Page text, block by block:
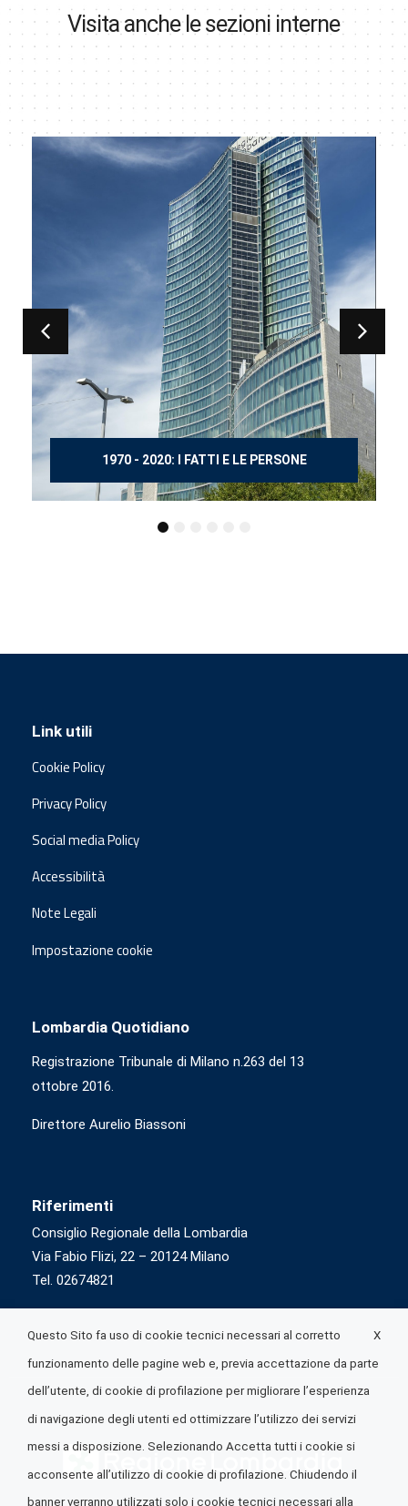
Visita anche le sezioni interne
150 ANNI DOPO MANZONI
Link utili
Cookie Policy
Privacy Policy
Social media Policy
Accessibilità
Note Legali
Impostazione cookie
Lombardia Quotidiano
Registrazione Tribunale di Milano n.263 del 13
ottobre 2016.
Direttore Aurelio Biassoni
Riferimenti
Consiglio Regionale della Lombardia
Via Fabio Flizi, 22 – 20124 Milano
Tel. 02674821
X
Questo Sito fa uso di cookie tecnici necessari al corretto
funzionamento delle pagine web e, previa accettazione da parte
dell’utente, di cookie di profilazione per migliorare l’esperienza
di navigazione degli utenti ed ottimizzare l’utilizzo dei servizi
messi a disposizione. Selezionando Accetta tutti i cookie si
acconsente all’utilizzo di cookie di profilazione. Chiudendo il
banner verranno utilizzati solo i cookie tecnici necessari alla